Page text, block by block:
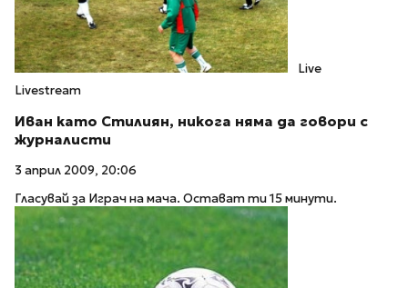
Live
Livestream
Иван като Стилиян, никога няма да говори с
журналисти
3 април 2009, 20:06
Гласувай за Играч на мача. Остават ти 15 минути.